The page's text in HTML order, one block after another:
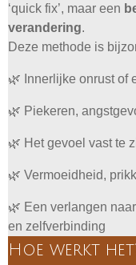
‘quick fix’, maar een
verandering.
Deze methode is
🌿 Innerlijke onrust of
🌿 Piekeren,
🌿 Het gevoel vast te
🌿 Vermoeidheid,
🌿 Een verlangen
en zelfverbinding
Hoe werkt